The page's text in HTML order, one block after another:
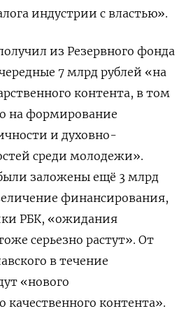
индустрии с властью».
из Резервного фонда
7 млрд рублей «на
контента, в том
на формирование
и духовно-
среди молодежи».
заложены ещё 3 млрд
финансирования,
РБК, «ожидания
серьезно растут». От
в течение
«нового
качественного контента».